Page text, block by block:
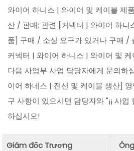
와이어 하니스 | 와이어 및 케이블 제
산 / 판매; 관련 [커넥터 | 와이어 하니
품] 구매 / 소싱 요구가 있거나 구매 /
커넥터 | 와이어 하니스 | 와이어 및
다음 사업부 사업 담당자에게 문의하
이어 하네스 | 전선 및 케이블 생산]
구 사항이 있으시면 담당자와 "¡¡ 사
하십시오!
Giám đốc Trương